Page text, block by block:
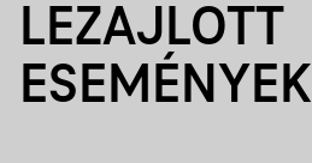
LEZAJLOTT
ESEMÉNYEK